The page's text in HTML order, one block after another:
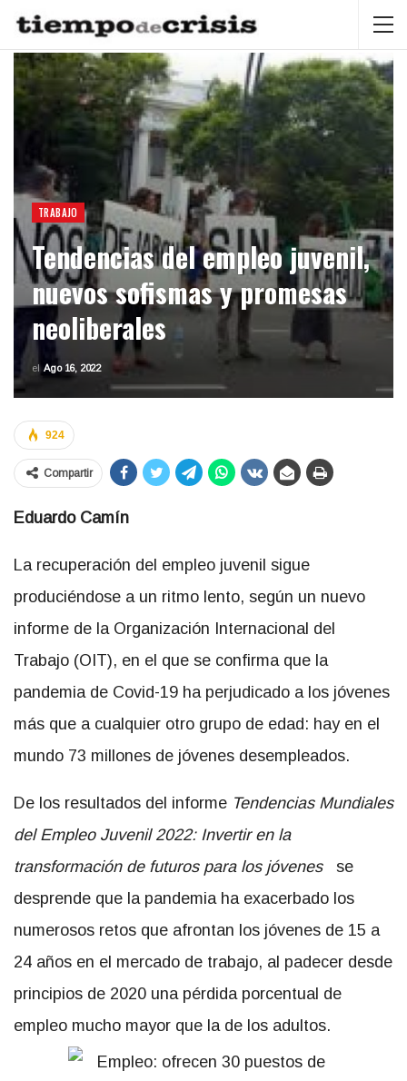
TRABAJO
Tendencias del empleo juvenil,
nuevos sofismas y promesas
neoliberales
el Ago 16, 2022
924
Compartir
Eduardo Camín
La recuperación del empleo juvenil sigue
produciéndose a un ritmo lento, según un nuevo
informe de la Organización Internacional del
Trabajo (OIT), en el que se confirma que la
pandemia de Covid-19 ha perjudicado a los jóvenes
más que a cualquier otro grupo de edad: hay en el
mundo 73 millones de jóvenes desempleados.
De los resultados del informe Tendencias Mundiales
del Empleo Juvenil 2022: Invertir en la
transformación de futuros para los jóvenes
se
desprende que la pandemia ha exacerbado los
numerosos retos que afrontan los jóvenes de 15 a
24 años en el mercado de trabajo, al padecer desde
principios de 2020 una pérdida porcentual de
empleo mucho mayor que la de los adultos.